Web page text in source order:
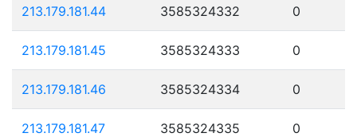
213.179.181.44 3585324332 0
213.179.181.45 3585324333 0
213.179.181.46 3585324334 0
213.179.181.47 3585324335 0